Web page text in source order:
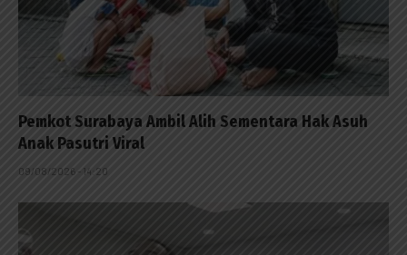
Pemkot Surabaya Ambil Alih Sementara Hak Asuh
Anak Pasutri Viral
09/08/2026 - 14:20